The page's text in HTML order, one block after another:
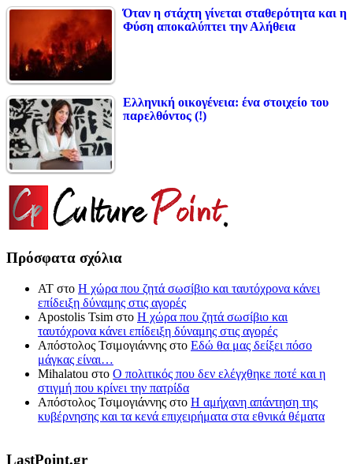
Όταν η στάχτη γίνεται σταθερότητα και η
Φύση αποκαλύπτει την Αλήθεια
Ελληνική οικογένεια: ένα στοιχείο του
παρελθόντος (!)
Πρόσφατα σχόλια
ΑΤ στο Η χώρα που ζητά σωσίβιο και ταυτόχρονα κάνει
επίδειξη δύναμης στις αγορές
Apostolis Tsim στο Η χώρα που ζητά σωσίβιο και
ταυτόχρονα κάνει επίδειξη δύναμης στις αγορές
Απόστολος Τσιμογιάννης στο Εδώ θα μας δείξει πόσο
μάγκας είναι…
Mihalatou στο Ο πολιτικός που δεν ελέγχθηκε ποτέ και η
στιγμή που κρίνει την πατρίδα
Απόστολος Τσιμογιάννης στο Η αμήχανη απάντηση της
κυβέρνησης και τα κενά επιχειρήματα στα εθνικά θέματα
LastPoint.gr